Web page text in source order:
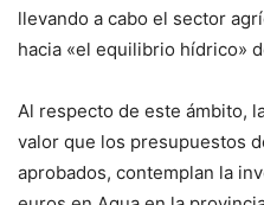
llevando a cabo el sector
hacia «el equilibrio hídrico»
Al respecto de este ámbito,
valor que los presupuestos
aprobados, contemplan la